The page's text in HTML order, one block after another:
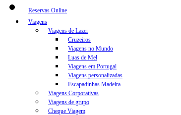
Reservas Online
Viagens
Viagens de Lazer
Cruzeiros
Viagens no Mundo
Luas de Mel
Viagens em Portugal
Viagens personalizadas
Escapadinhas Madeira
Viagens Corporativas
Viagens de grupo
Cheque Viagem